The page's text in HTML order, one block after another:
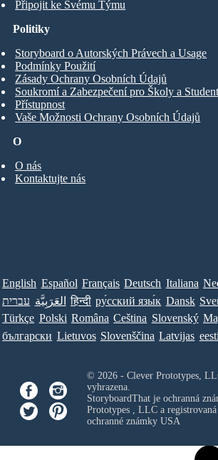
Připojit ke Svému Týmu
O
O nás
Kontaktujte nás
Politiky
Storyboard o Autorských Právech a Usage
Podmínky Použití
Zásady Ochrany Osobních Údajů
Soukromí a Zabezpečení pro Školy a
Přístupnost
Vaše Možnosti Ochrany Osobních Údajů
English Español Français Deutsch Italiana
עברית العَرَبِيَّة हिन्दी ру́сский язы́к Dansk
Türkçe Polski Româna Ceština Slovenský
български Lietuvos Slovenščina Latvijas eesti
© 2026 - Clever Prototypes,
vyhrazena.
StoryboardThat je ochranná
Prototypes , LLCa
ochranné známky USA